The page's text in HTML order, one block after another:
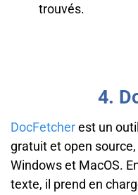
trouvés.
4.
DocFetcherest un
gratuit et open
Windows et MacOS.
texte, il prend en